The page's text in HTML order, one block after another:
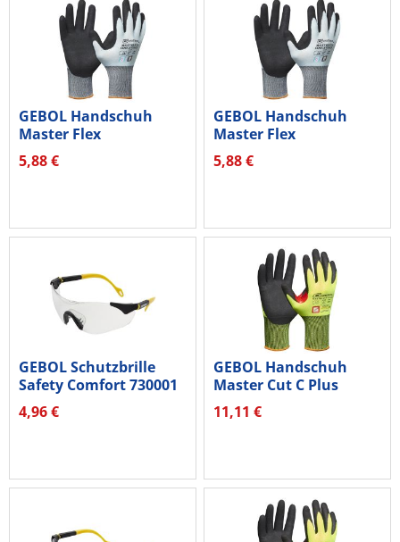
GEBOL Handschuh
Master Flex
Cool&Touch 709544_T...
5,88 €
GEBOL Handschuh
Master Flex
Cool&Touch 709543_T...
5,88 €
GEBOL Schutzbrille
Safety Comfort 730001
klar
4,96 €
GEBOL Handschuh
Master Cut C Plus
709821 Gr.9
11,11 €